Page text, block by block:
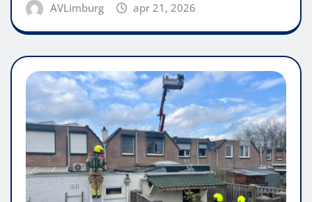
AVLimburg apr 21, 2026